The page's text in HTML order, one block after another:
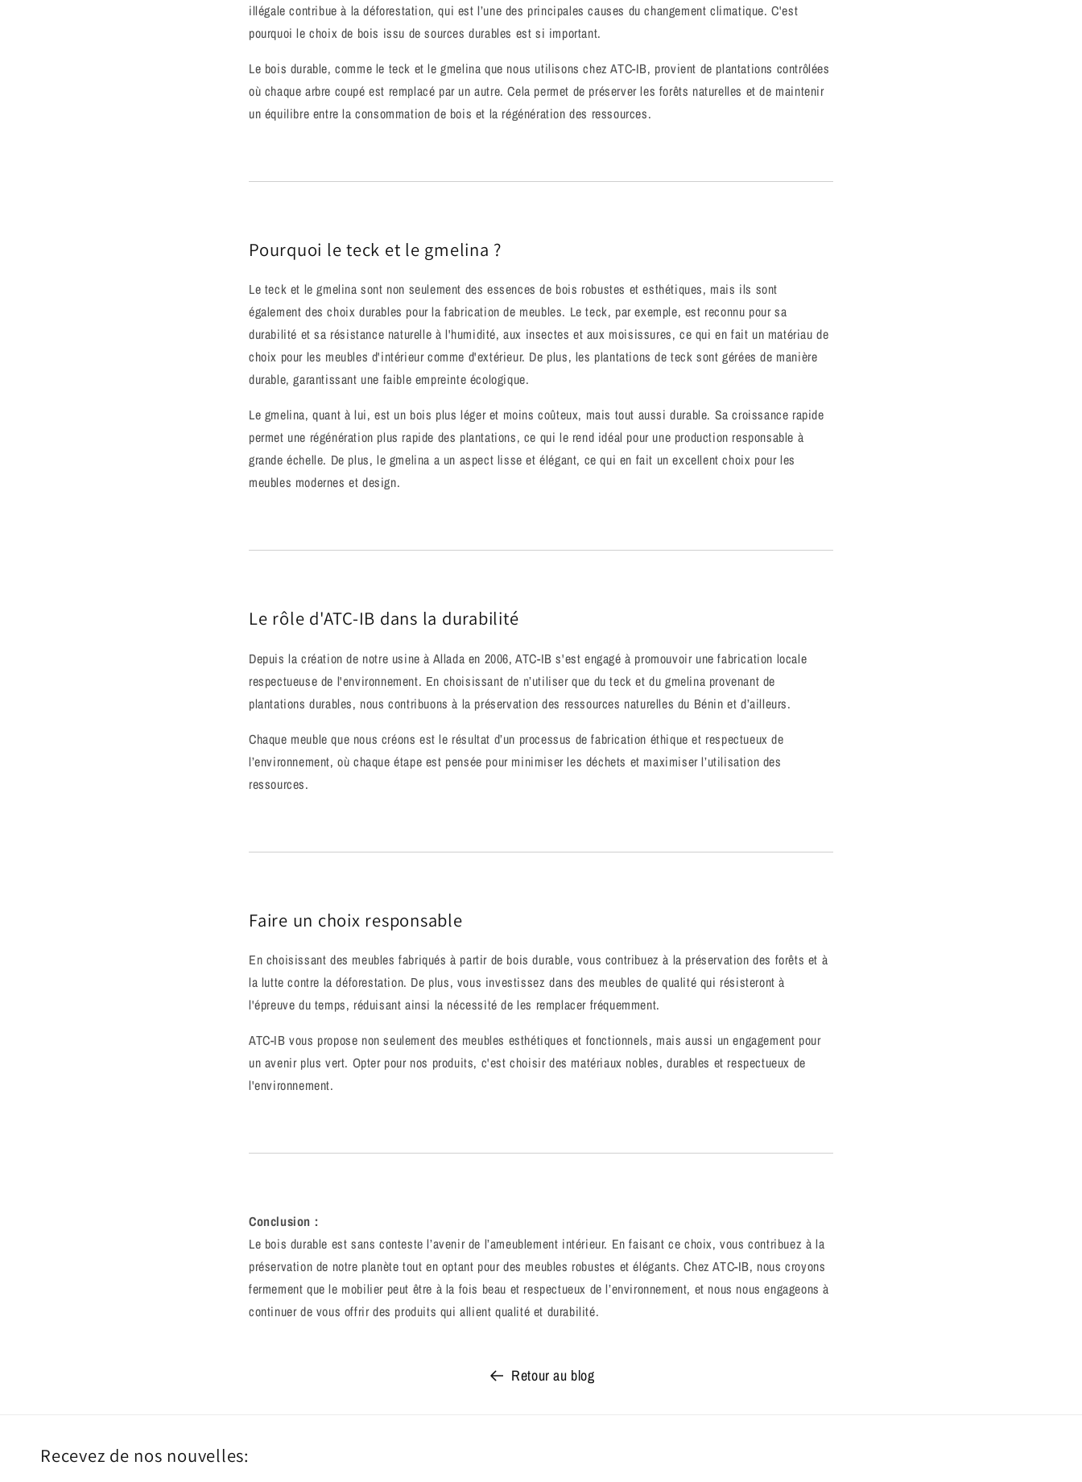
illégale contribue à la déforestation, qui est l’une des principales causes du changement climatique. C'est
pourquoi le choix de bois issu de sources durables est si important.
Le bois durable, comme le teck et le gmelina que nous utilisons chez ATC-IB, provient de plantations contrôlées
où chaque arbre coupé est remplacé par un autre. Cela permet de préserver les forêts naturelles et de maintenir
un équilibre entre la consommation de bois et la régénération des ressources.
Pourquoi le teck et le gmelina ?
Le teck et le gmelina sont non seulement des essences de bois robustes et esthétiques, mais ils sont
également des choix durables pour la fabrication de meubles. Le teck, par exemple, est reconnu pour sa
durabilité et sa résistance naturelle à l'humidité, aux insectes et aux moisissures, ce qui en fait un matériau de
choix pour les meubles d'intérieur comme d'extérieur. De plus, les plantations de teck sont gérées de manière
durable, garantissant une faible empreinte écologique.
Le gmelina, quant à lui, est un bois plus léger et moins coûteux, mais tout aussi durable. Sa croissance rapide
permet une régénération plus rapide des plantations, ce qui le rend idéal pour une production responsable à
grande échelle. De plus, le gmelina a un aspect lisse et élégant, ce qui en fait un excellent choix pour les
meubles modernes et design.
Le rôle d'ATC-IB dans la durabilité
Depuis la création de notre usine à Allada en 2006, ATC-IB s'est engagé à promouvoir une fabrication locale
respectueuse de l'environnement. En choisissant de n’utiliser que du teck et du gmelina provenant de
plantations durables, nous contribuons à la préservation des ressources naturelles du Bénin et d’ailleurs.
Chaque meuble que nous créons est le résultat d’un processus de fabrication éthique et respectueux de
l’environnement, où chaque étape est pensée pour minimiser les déchets et maximiser l’utilisation des
ressources.
Faire un choix responsable
En choisissant des meubles fabriqués à partir de bois durable, vous contribuez à la préservation des forêts et à
la lutte contre la déforestation. De plus, vous investissez dans des meubles de qualité qui résisteront à
l'épreuve du temps, réduisant ainsi la nécessité de les remplacer fréquemment.
ATC-IB vous propose non seulement des meubles esthétiques et fonctionnels, mais aussi un engagement pour
un avenir plus vert. Opter pour nos produits, c'est choisir des matériaux nobles, durables et respectueux de
l'environnement.
Conclusion :
Le bois durable est sans conteste l’avenir de l’ameublement intérieur. En faisant ce choix, vous contribuez à la
préservation de notre planète tout en optant pour des meubles robustes et élégants. Chez ATC-IB, nous croyons
fermement que le mobilier peut être à la fois beau et respectueux de l’environnement, et nous nous engageons à
continuer de vous offrir des produits qui allient qualité et durabilité.
Retour au blog
Recevez de nos nouvelles: